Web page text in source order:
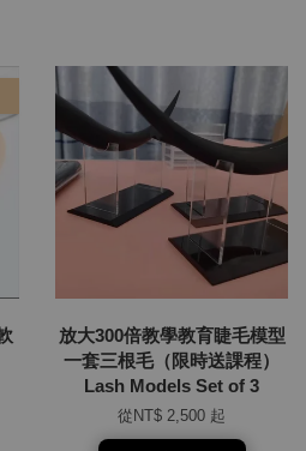
放大300倍教學教育睫毛模型
一套三根毛（限時送課程）
Lash Models Set of 3
從 NT$ 2,500 起